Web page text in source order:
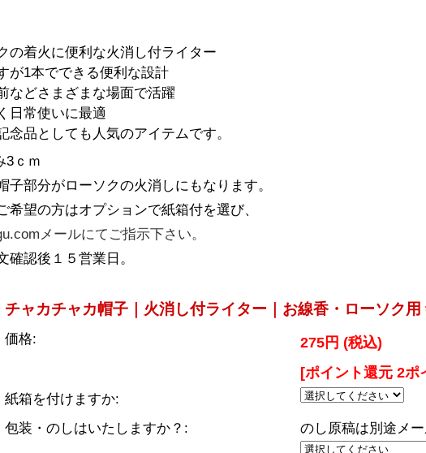
の着火に便利な火消し付ライター
が1本でできる便利な設計
などさまざまな場面で活躍
日常使いに最適
念品としても人気のアイテムです。
3ｃｍ
子部分がローソクの火消しにもなります。
希望の方はオプションで紙箱付を選び、
メールにてご指示下さい。
確認後１５営業日。
チャカチャカ帽子｜火消し付ライター｜お線香・ローソク用
価格:
275円 (税込)
[ポイント還元 2ポ
紙箱を付けますか:
包装・のしはいたしますか？:
のし原稿は別途メ